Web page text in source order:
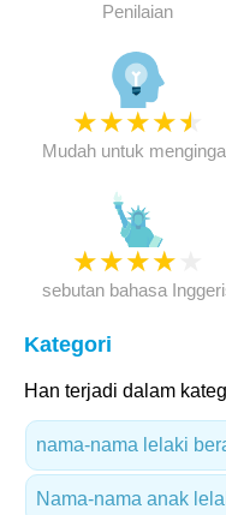
Penilaian
★★★★★
Mudah untuk
★★★★
sebutan bahasa
Kategori
Han terjadi dalam
nama-nama lelaki
Nama-nama anak